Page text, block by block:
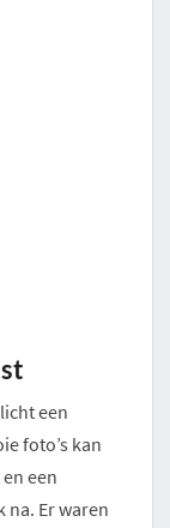
een
foto’s kan
een
Er waren